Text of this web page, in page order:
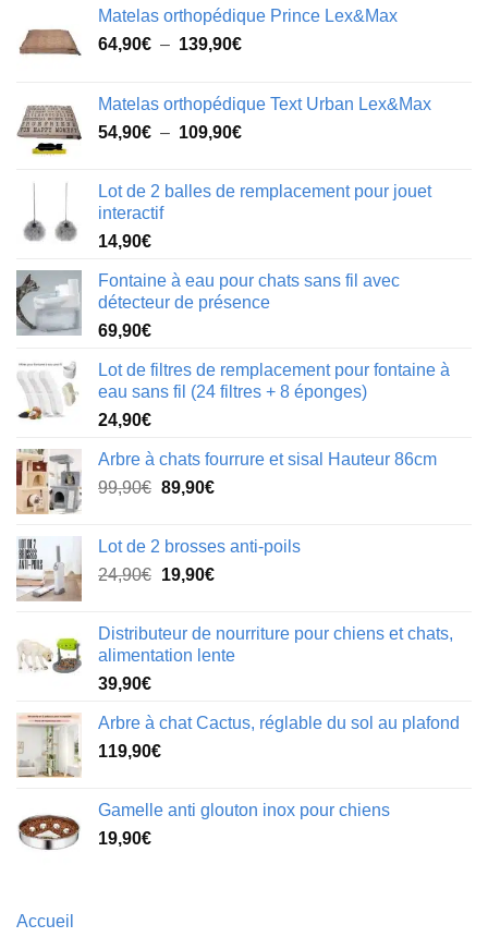
Matelas orthopédique Prince Lex&Max
64,90€ – 139,90€Plage
64,90€
à
Matelas orthopédique Text Urban Lex&Max
54,90€ – 109,90€Plage
54,90€
Lot de 2 balles de remplacement pour jouet
interactif
14,90€
Fontaine à eau pour chats sans fil avec
détecteur de présence
69,90€
Lot de filtres de remplacement pour fontaine à
eau sans fil (24 filtres + 8 éponges)
24,90€
Arbre à chats fourrure et sisal Hauteur 86cm
99,90€ Le
était :
99,90€.
89,90€Le
est :
89,90€.
Lot de 2 brosses anti-poils
24,90€ Le
était :
24,90€.
19,90€Le
est :
19,90€.
Distributeur de nourriture pour chiens et chats,
alimentation lente
39,90€
Arbre à chat Cactus, réglable du sol au plafond
119,90€
Gamelle anti glouton inox pour chiens
19,90€
Accueil